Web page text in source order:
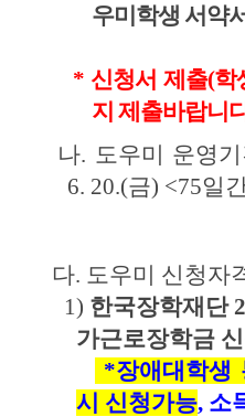
우미학생 서약
* 신청서 제출(학
지 제출바랍니
나. 도우미 운영
6. 20.(금) <75일
다. 도우미 신청자
1) 한국장학재단
가근로장학금
*장애대학생
시 신청가능, 소